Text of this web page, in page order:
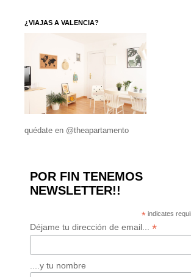
¿VIAJAS A VALENCIA?
quédate en @theapartamento
POR FIN TENEMOS
NEWSLETTER!!
* indicates
Déjame tu dirección de email... *
....y tu nombre